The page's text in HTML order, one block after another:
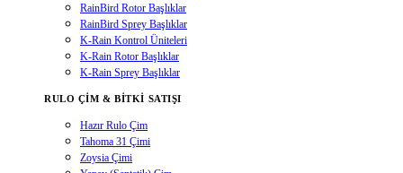
RainBird Rotor Başlıklar
RainBird Sprey Başlıklar
K-Rain Kontrol Üniteleri
K-Rain Rotor Başlıklar
K-Rain Sprey Başlıklar
RULO ÇIM & BITKI SATIŞI
Hazır Rulo Çim
Tahoma 31 Çimi
Zoysia Çimi